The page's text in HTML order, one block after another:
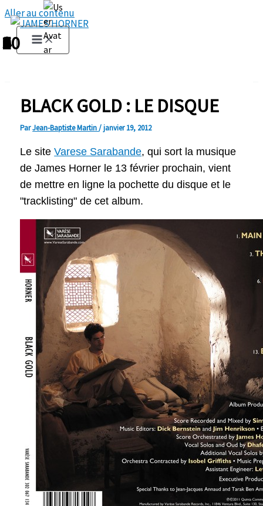
Aller au contenu
BLACK GOLD : LE DISQUE
ParJean-Baptiste Martin/janvier 19, 2012
Le siteVarese Sarabande, qui sort la musique
de James Horner le 13 février prochain, vient
de mettre en ligne la pochette du disque et le
"tracklisting" de cet album.
1
2
3
4
5
6
7
8
9
10